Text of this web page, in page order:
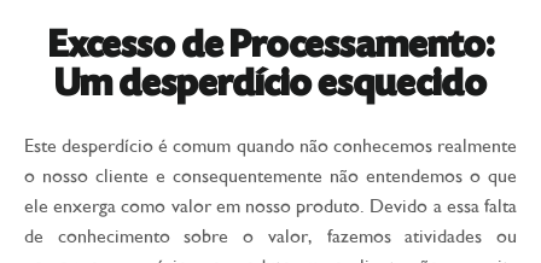
Excesso de Processamento:
Um desperdício esquecido
Este desperdício é comum quando não conhecemos realmente
o nosso cliente e consequentemente não entendemos o que
ele enxerga como valor em nosso produto. Devido a essa falta
de conhecimento sobre o valor, fazemos atividades ou